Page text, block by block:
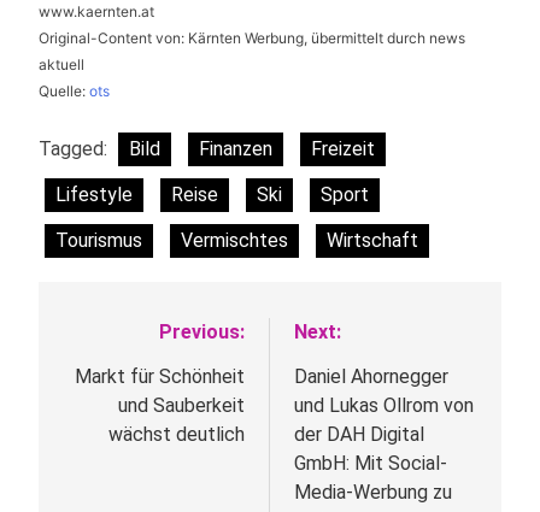
www.kaernten.at
Original-Content von: Kärnten Werbung, übermittelt durch news
aktuell
Quelle: ots
Tagged: Bild Finanzen
Freizeit
Lifestyle
Reise Ski
Sport
Tourismus
Vermischtes Wirtschaft
Beitragsnavigation
Previous:
Markt für Schönheit
und Sauberkeit
wächst deutlich
Next:
Daniel Ahornegger
und Lukas Ollrom von
der DAH Digital
GmbH: Mit Social-
Media-Werbung zu